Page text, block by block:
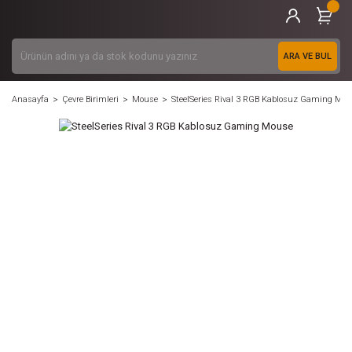
ARA VE BUL
Anasayfa Çevre Birimleri Mouse SteelSeries Rival 3 RGB Kablosuz Gaming